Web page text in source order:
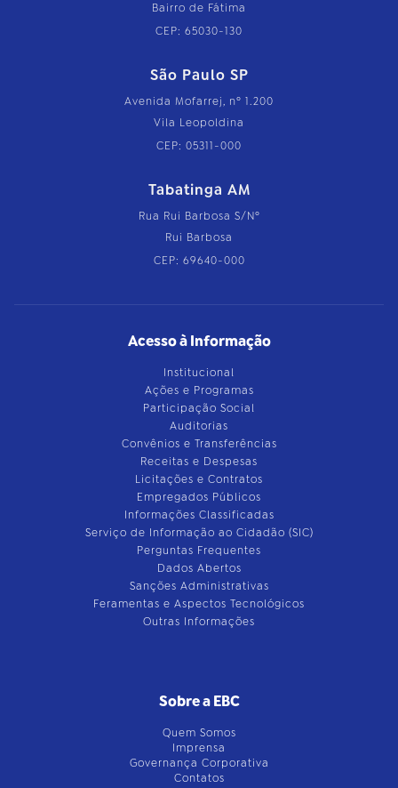
Bairro de Fátima
CEP: 65030-130
São Paulo SP
Avenida Mofarrej, nº 1.200
Vila Leopoldina
CEP: 05311-000
Tabatinga AM
Rua Rui Barbosa S/Nº
Rui Barbosa
CEP: 69640-000
Acesso à Informação
Institucional
Ações e Programas
Participação Social
Auditorias
Convênios e Transferências
Receitas e Despesas
Licitações e Contratos
Empregados Públicos
Informações Classificadas
Serviço de Informação ao Cidadão (SIC)
Perguntas Frequentes
Dados Abertos
Sanções Administrativas
Feramentas e Aspectos Tecnológicos
Outras Informações
Sobre a EBC
Quem Somos
Imprensa
Governança Corporativa
Contatos